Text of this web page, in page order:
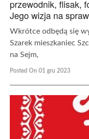
przewodnik, flisak,
Jego wizja na
Wkrótce odbędą się
Szarek mieszkaniec
na Sejm,
Posted On 01 gru 2023